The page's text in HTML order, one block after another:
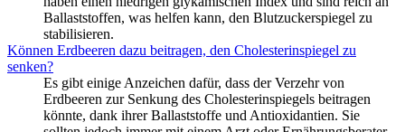
Ballaststoffen, was helfen kann, den Blutzuckerspiegel zu
stabilisieren.
Können Erdbeeren dazu beitragen, den Cholesterinspiegel zu
senken?
Es gibt einige Anzeichen dafür, dass der Verzehr von
Erdbeeren zur Senkung des Cholesterinspiegels beitragen
könnte, dank ihrer Ballaststoffe und Antioxidantien. Sie